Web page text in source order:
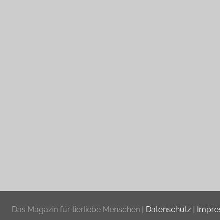
Das Magazin für tierliebe Menschen | Datenschutz